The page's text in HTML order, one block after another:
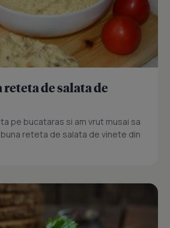
reteta de salata de
pe bucataras si am vrut musai sa
buna reteta de salata de vinete din